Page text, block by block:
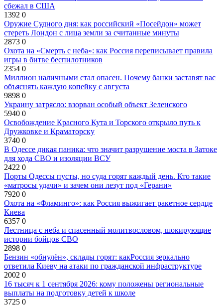
сбежал в США
1392 0
Оружие Судного дня: как российский «Посейдон» может
стереть Лондон с лица земли за считанные минуты
2873 0
Охота на «Смерть с неба»: как Россия переписывает правила
игры в битве беспилотников
2354 0
Миллион наличными стал опасен. Почему банки заставят вас
объяснять каждую копейку с августа
9898 0
Украину затрясло: взорван особый объект Зеленского
5940 0
Освобождение Красного Кута и Торского открыло путь к
Дружковке и Краматорску
3740 0
В Одессе дикая паника: что значит разрушение моста в Затоке
для хода СВО и изоляции ВСУ
2422 0
Порты Одессы пусты, но суда горят каждый день. Кто такие
«матросы удачи» и зачем они лезут под «Герани»
7920 0
Охота на «Фламинго»: как Россия выжигает ракетное сердце
Киева
6357 0
Лестница с неба и спасенный молитвословом, шокирующие
истории бойцов СВО
2898 0
Бензин «обнулён», склады горят: какРоссия зеркально
ответила Киеву на атаки по гражданской инфраструктуре
2002 0
16 тысяч к 1 сентября 2026: кому положены региональные
выплаты на подготовку детей к школе
3725 0